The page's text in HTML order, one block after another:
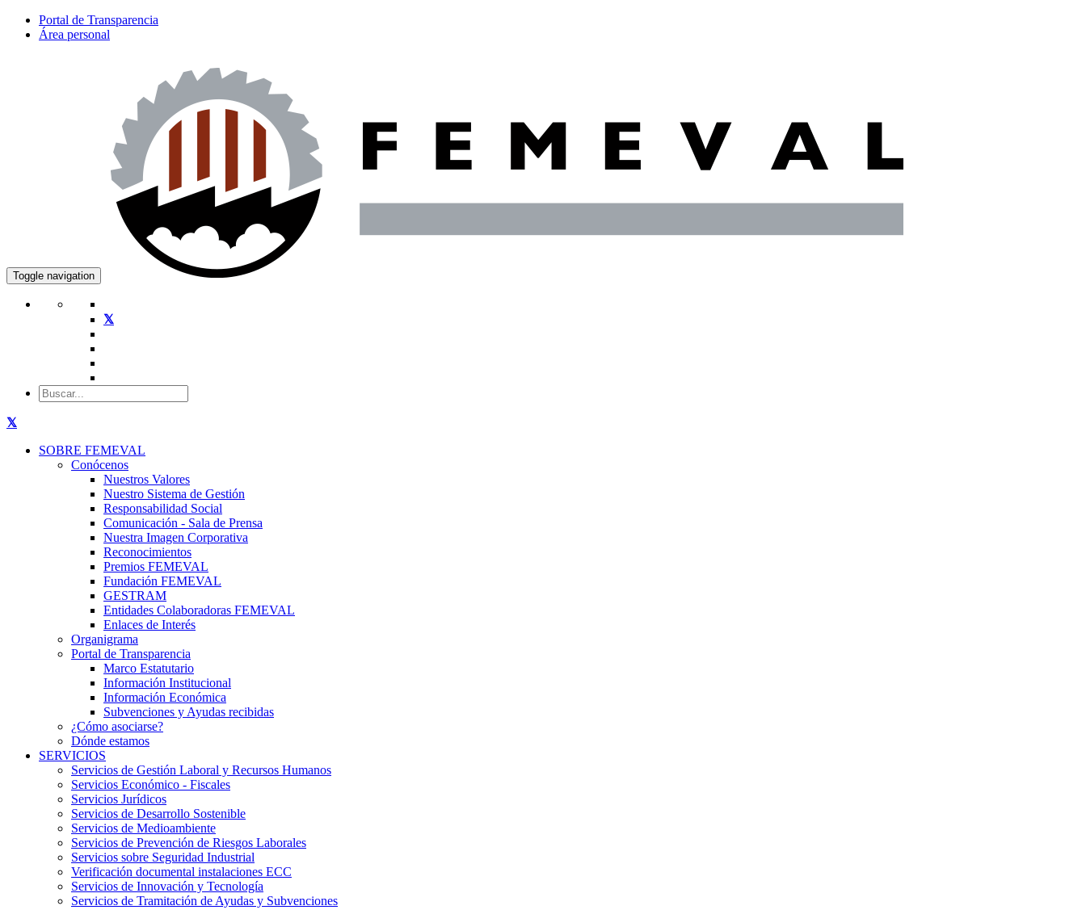
Portal de Transparencia
Área personal
Toggle navigation
SOBRE FEMEVAL
Conócenos
Nuestros Valores
Nuestro Sistema de Gestión
Responsabilidad Social
Comunicación - Sala de Prensa
Nuestra Imagen Corporativa
Reconocimientos
Premios FEMEVAL
Fundación FEMEVAL
GESTRAM
Entidades Colaboradoras FEMEVAL
Enlaces de Interés
Organigrama
Portal de Transparencia
Marco Estatutario
Información Institucional
Información Económica
Subvenciones y Ayudas recibidas
¿Cómo asociarse?
Dónde estamos
SERVICIOS
Servicios de Gestión Laboral y Recursos Humanos
Servicios Económico - Fiscales
Servicios Jurídicos
Servicios de Desarrollo Sostenible
Servicios de Medioambiente
Servicios de Prevención de Riesgos Laborales
Servicios sobre Seguridad Industrial
Verificación documental instalaciones ECC
Servicios de Innovación y Tecnología
Servicios de Tramitación de Ayudas y Subvenciones